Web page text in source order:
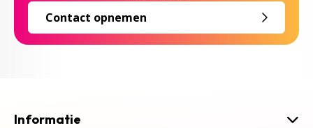
Contact opnemen
Informatie